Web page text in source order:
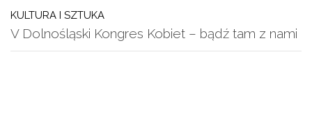
KULTURA I SZTUKA
V Dolnośląski Kongres Kobiet – bądź tam z nami